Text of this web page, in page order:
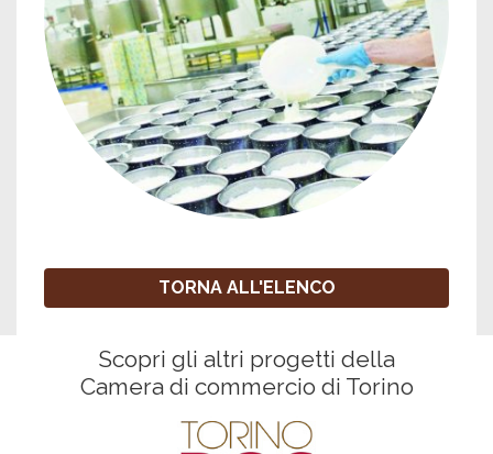
TORNA ALL'ELENCO
Scopri gli altri progetti della
Camera di commercio di Torino